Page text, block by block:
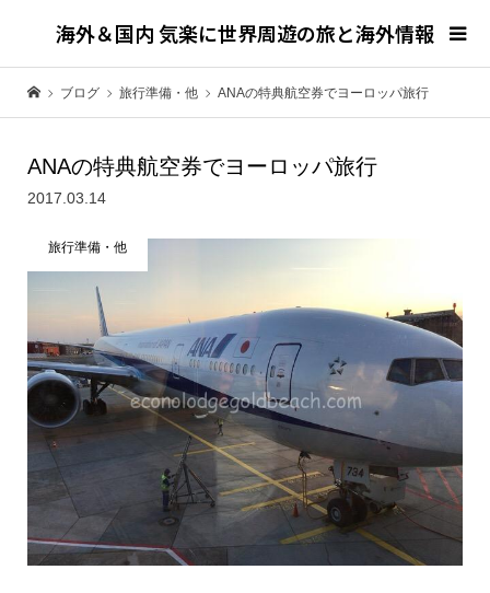
海外＆国内 気楽に世界周遊の旅と海外情報
ブログ 旅行準備・他 ANAの特典航空券でヨーロッパ旅行
ANAの特典航空券でヨーロッパ旅行
2017.03.14
旅行準備・他